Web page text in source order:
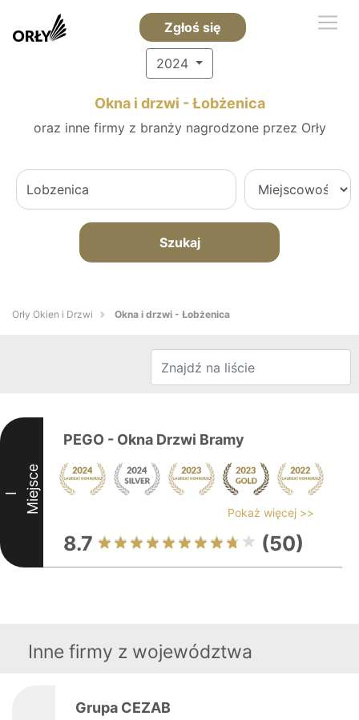
Zgłoś się
2024
Okna i drzwi - Łobżenica
oraz inne firmy z branży nagrodzone przez Orły
Szukaj
Orły Okien i Drzwi Okna i drzwi - Łobżenica
I Miejsce
PEGO - Okna Drzwi Bramy
Pokaż więcej >>
8.7 (50)
Inne firmy z województwa
Grupa CEZAB